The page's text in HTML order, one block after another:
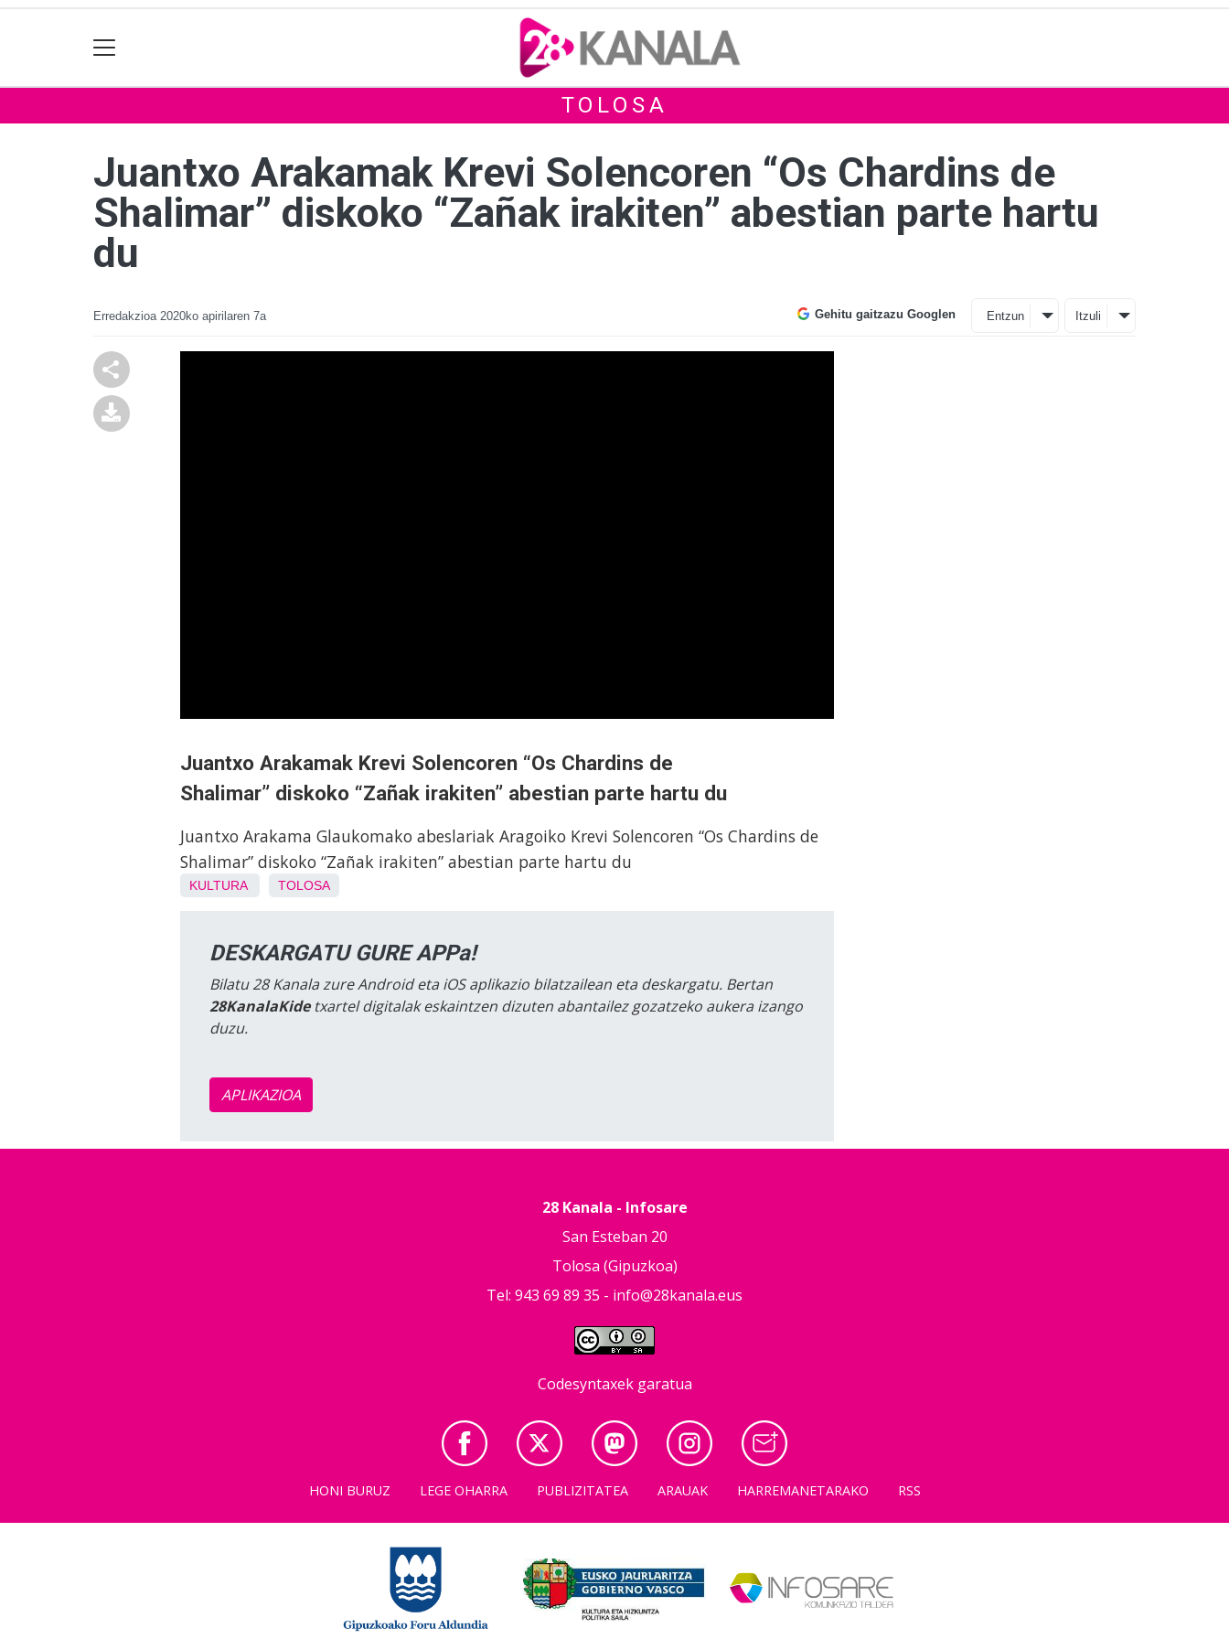
TOLOSA
Juantxo Arakamak Krevi Solencoren “Os Chardins de
Shalimar” diskoko “Zañak irakiten” abestian parte hartu
du
Erredakzioa 2020ko apirilaren 7a Gehitu gaitzazu Googlen Entzun Itzuli
Juantxo Arakamak Krevi Solencoren “Os Chardins de
Shalimar” diskoko “Zañak irakiten” abestian parte hartu du
Juantxo Arakama Glaukomako abeslariak Aragoiko Krevi Solencoren “Os Chardins de
Shalimar” diskoko “Zañak irakiten” abestian parte hartu du
KULTURA TOLOSA
DESKARGATU GURE APPa!
Bilatu 28 Kanala zure Android eta iOS aplikazio bilatzailean eta deskargatu. Bertan
28KanalaKidetxartel digitalak eskaintzen dizuten abantailez gozatzeko aukera izango
duzu.
APLIKAZIOA
28 Kanala - Infosare
San Esteban 20
Tolosa (Gipuzkoa)
Tel: 943 69 89 35 - info@28kanala.eus
Codesyntaxek garatua
HONI BURUZ LEGE OHARRA PUBLIZITATEA ARAUAK HARREMANETARAKO RSS